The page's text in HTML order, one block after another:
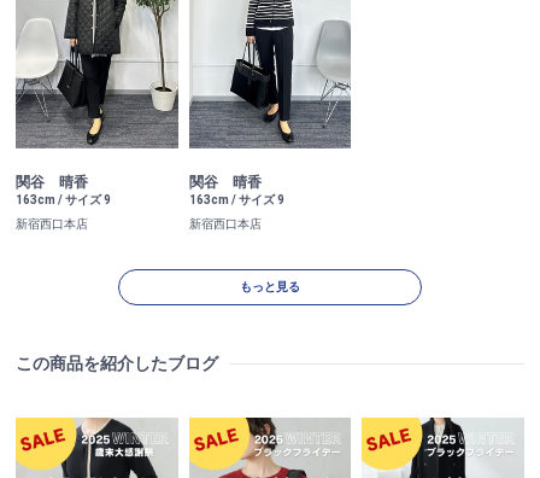
関谷 晴香
163cm / サイズ 9
新宿西口本店
関谷 晴香
163cm / サイズ 9
新宿西口本店
もっと見る
この商品を紹介したブログ